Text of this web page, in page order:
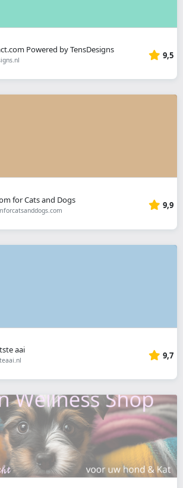
Powered by TensDesigns
9,5
for Cats and Dogs
9,9
aai
9,7